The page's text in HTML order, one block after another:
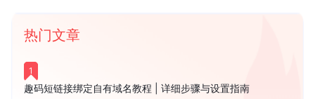
热门文章
1
趣码短链接绑定自有域名教程 | 详细步骤与设置指南